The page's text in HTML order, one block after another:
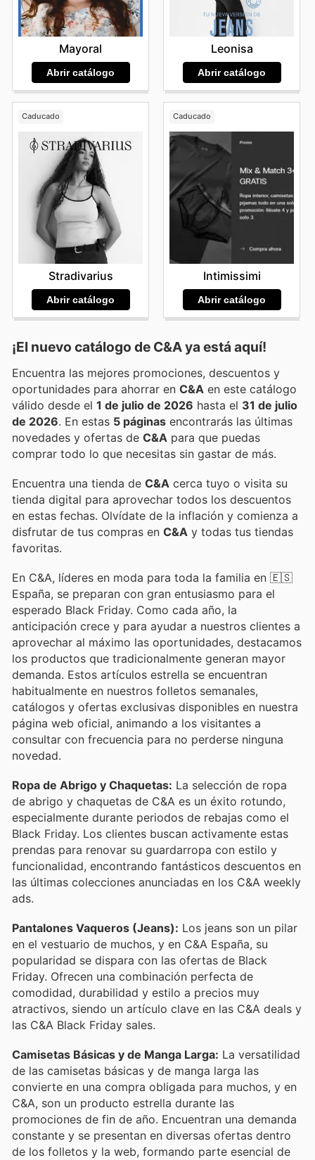
Mayoral
Abrir catálogo
Leonisa
Abrir catálogo
Caducado
Stradivarius
Abrir catálogo
Caducado
Intimissimi
Abrir catálogo
¡El nuevo catálogo de C&Aya está aquí!
Encuentra las mejores promociones, descuentos y
oportunidades para ahorrar en C&A en este catálogo
válido desde el 1 de julio de 2026 hasta el 31 de julio
de 2026 . En estas 5 páginas encontrarás las últimas
novedades y ofertas de C&A para que puedas
comprar todo lo que necesitas sin gastar de más.
Encuentra una tienda de C&A cerca tuyo o visita su
tienda digital para aprovechar todos los descuentos
en estas fechas. Olvídate de la inflación y comienza a
disfrutar de tus compras en C&A y todas tus tiendas
favoritas.
En C&A, líderes en moda para toda la familia en 🇪🇸
España, se preparan con gran entusiasmo para el
esperado Black Friday. Como cada año, la
anticipación crece y para ayudar a nuestros clientes a
aprovechar al máximo las oportunidades, destacamos
los productos que tradicionalmente generan mayor
demanda. Estos artículos estrella se encuentran
habitualmente en nuestros folletos semanales,
catálogos y ofertas exclusivas disponibles en nuestra
página web oficial, animando a los visitantes a
consultar con frecuencia para no perderse ninguna
novedad.
Ropa de Abrigo y Chaquetas: La selección de ropa
de abrigo y chaquetas de C&A es un éxito rotundo,
especialmente durante periodos de rebajas como el
Black Friday. Los clientes buscan activamente estas
prendas para renovar su guardarropa con estilo y
funcionalidad, encontrando fantásticos descuentos en
las últimas colecciones anunciadas en los C&A weekly
ads.
Pantalones Vaqueros (Jeans): Los jeans son un pilar
en el vestuario de muchos, y en C&A España, su
popularidad se dispara con las ofertas de Black
Friday. Ofrecen una combinación perfecta de
comodidad, durabilidad y estilo a precios muy
atractivos, siendo un artículo clave en las C&A deals y
las C&A Black Friday sales.
Camisetas Básicas y de Manga Larga: La versatilidad
de las camisetas básicas y de manga larga las
convierte en una compra obligada para muchos, y en
C&A, son un producto estrella durante las
promociones de fin de año. Encuentran una demanda
constante y se presentan en diversas ofertas dentro
de los folletos y la web, formando parte esencial de